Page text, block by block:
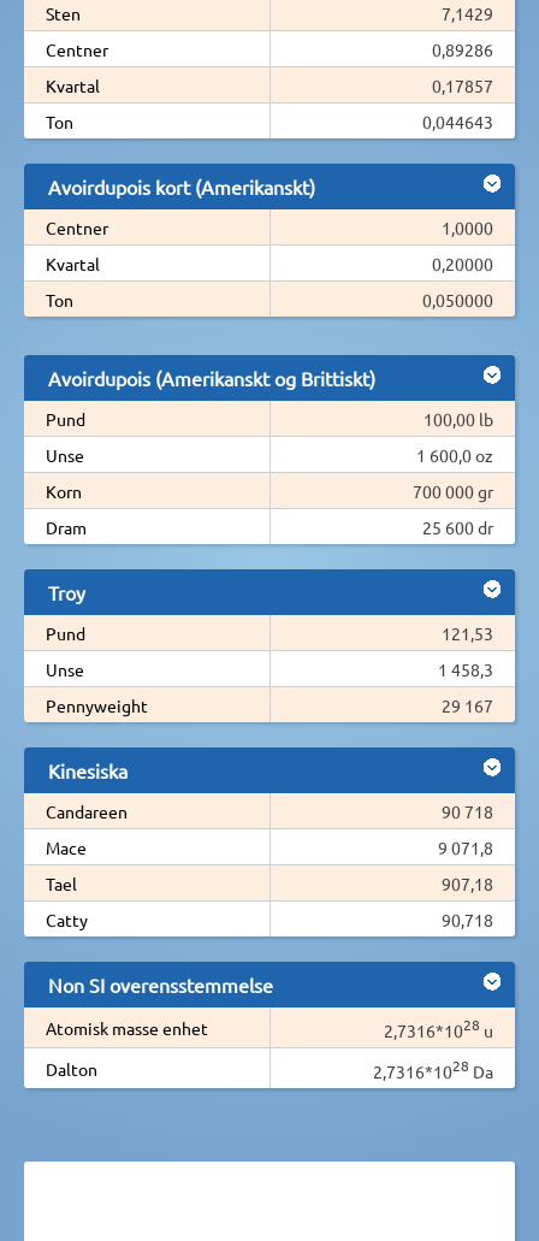
Sten
7,1429
Centner
0,89286
Kvartal
0,17857
Ton
0,044643
Avoirdupois kort (Amerikanskt)
Centner
1,0000
Kvartal
0,20000
Ton
0,050000
Avoirdupois (Amerikanskt og Brittiskt)
Pund
100,00 lb
Unse
1 600,0 oz
Korn
700 000 gr
Dram
25 600 dr
Troy
Pund
121,53
Unse
1 458,3
Pennyweight
29 167
Kinesiska
Candareen
90 718
Mace
9 071,8
Tael
907,18
Catty
90,718
Non SI overensstemmelse
Atomisk masse enhet 2,7316*1028 u
Dalton
2,7316*1028 Da